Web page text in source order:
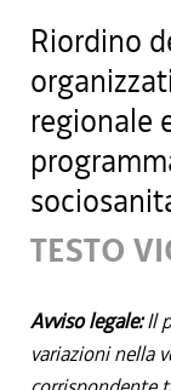
Riordino
regionale
TESTO
Avviso legale:Il
variazioni nella